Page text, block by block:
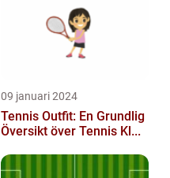
09 januari 2024
Tennis Outfit: En Grundlig
Översikt över Tennis Kl...